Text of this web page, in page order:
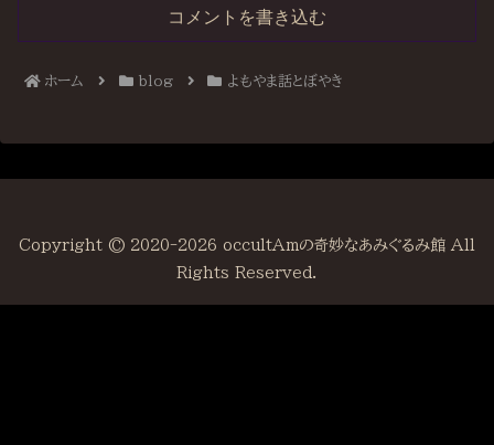
コメントを書き込む
ホーム blog よもやま話とぼやき
Copyright © 2020-2026 occultAmの奇妙なあみぐるみ館 All
Rights Reserved.